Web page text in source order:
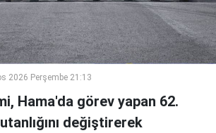
2026 Perşembe 21:13
Hama'da görev yapan 62.
değiştirerek